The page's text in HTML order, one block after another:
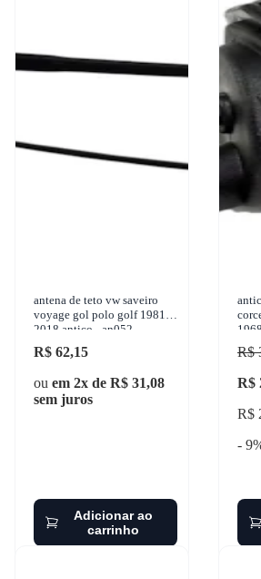
antena de teto vw saveiro
voyage gol polo golf 1981-
2018 antico - an052
R$ 62,15
ou em 2x de R$ 31,08
sem juros
Adicionar ao
carrinho
R$
R$
R$
-